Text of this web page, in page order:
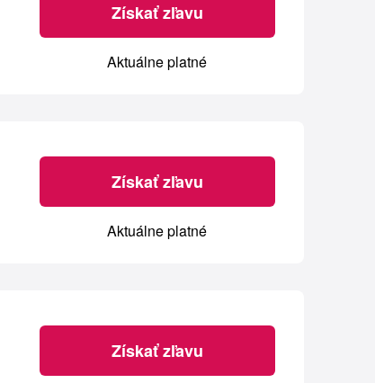
Získať zľavu
Aktuálne platné
Získať zľavu
Aktuálne platné
Získať zľavu